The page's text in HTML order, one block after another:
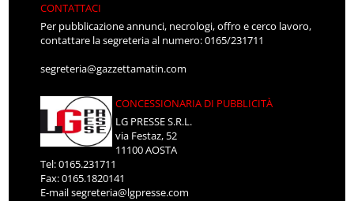
CONTATTACI
Per pubblicazione annunci, necrologi, offro e cerco lavoro,
contattare la segreteria al numero: 0165/231711
segreteria@gazzettamatin.com
CONCESSIONARIA DI PUBBLICITÀ
LG PRESSE S.R.L.
via Festaz, 52
11100 AOSTA
Tel: 0165.231711
Fax: 0165.1820141
E-mailsegreteria@lgpresse.com